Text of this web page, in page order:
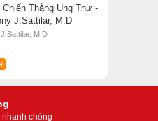
Thắng Ung Thư -
J.Sattilar, M.D
M.D
chóng